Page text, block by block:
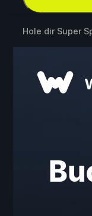
Hole dir Super